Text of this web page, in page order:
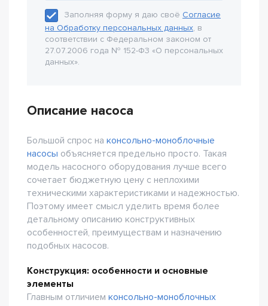
Заполняя форму я даю своё Согласие
на Обработку персональных данных, в
соответствии с Федеральном законом от
27.07.2006 года № 152-Ф3 «О персональных
данных».
Описание насоса
Большой спрос на консольно-моноблочные
насосы объясняется предельно просто. Такая
модель насосного оборудования лучше всего
сочетает бюджетную цену с неплохими
техническими характеристиками и надежностью.
Поэтому имеет смысл уделить время более
детальному описанию конструктивных
особенностей, преимуществам и назначению
подобных насосов.
Конструкция: особенности и основные
элементы
Главным отличием консольно-моноблочных